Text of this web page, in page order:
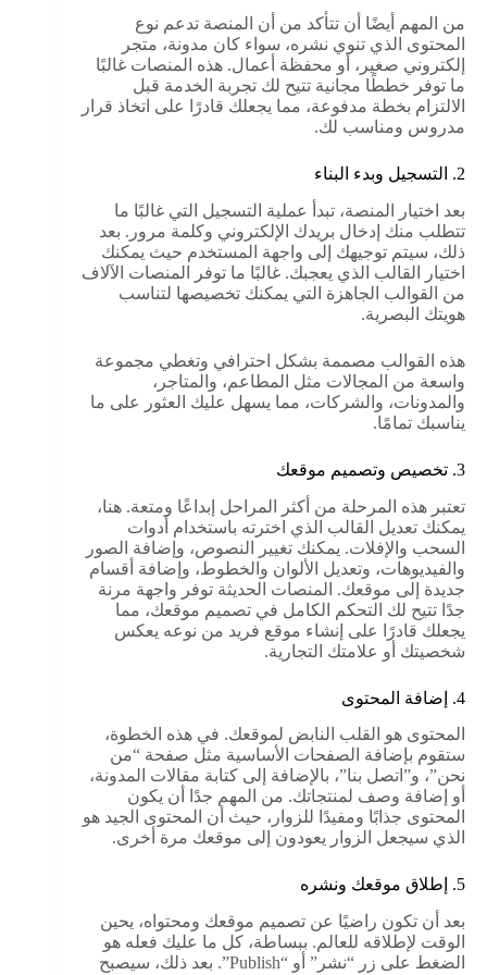
من المهم أيضًا أن تتأكد من أن المنصة تدعم نوع
المحتوى الذي تنوي نشره، سواء كان مدونة، متجر
إلكتروني صغير، أو محفظة أعمال. هذه المنصات غالبًا
ما توفر خططًا مجانية تتيح لك تجربة الخدمة قبل
الالتزام بخطة مدفوعة، مما يجعلك قادرًا على اتخاذ قرار
مدروس ومناسب لك.
2. التسجيل وبدء البناء
بعد اختيار المنصة، تبدأ عملية التسجيل التي غالبًا ما
تتطلب منك إدخال بريدك الإلكتروني وكلمة مرور. بعد
ذلك، سيتم توجيهك إلى واجهة المستخدم حيث يمكنك
اختيار القالب الذي يعجبك. غالبًا ما توفر المنصات الآلاف
من القوالب الجاهزة التي يمكنك تخصيصها لتناسب
هويتك البصرية.
هذه القوالب مصممة بشكل احترافي وتغطي مجموعة
واسعة من المجالات مثل المطاعم، والمتاجر،
والمدونات، والشركات، مما يسهل عليك العثور على ما
يناسبك تمامًا.
3. تخصيص وتصميم موقعك
تعتبر هذه المرحلة من أكثر المراحل إبداعًا ومتعة. هنا،
يمكنك تعديل القالب الذي اخترته باستخدام أدوات
السحب والإفلات. يمكنك تغيير النصوص، وإضافة الصور
والفيديوهات، وتعديل الألوان والخطوط، وإضافة أقسام
جديدة إلى موقعك. المنصات الحديثة توفر واجهة مرنة
جدًا تتيح لك التحكم الكامل في تصميم موقعك، مما
يجعلك قادرًا على إنشاء موقع فريد من نوعه يعكس
شخصيتك أو علامتك التجارية.
4. إضافة المحتوى
المحتوى هو القلب النابض لموقعك. في هذه الخطوة،
ستقوم بإضافة الصفحات الأساسية مثل صفحة “من
نحن”، و”اتصل بنا”، بالإضافة إلى كتابة مقالات المدونة،
أو إضافة وصف لمنتجاتك. من المهم جدًا أن يكون
المحتوى جذابًا ومفيدًا للزوار، حيث أن المحتوى الجيد هو
الذي سيجعل الزوار يعودون إلى موقعك مرة أخرى.
5. إطلاق موقعك ونشره
بعد أن تكون راضيًا عن تصميم موقعك ومحتواه، يحين
الوقت لإطلاقه للعالم. ببساطة، كل ما عليك فعله هو
الضغط على زر “نشر” أو “Publish”. بعد ذلك، سيصبح